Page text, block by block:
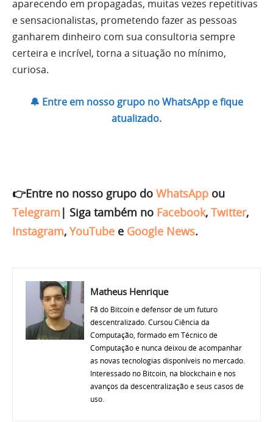
aparecendo em propagadas, muitas vezes repetitivas
e sensacionalistas, prometendo fazer as pessoas
ganharem dinheiro com sua consultoria sempre
certeira e incrível, torna a situação no mínimo,
curiosa.
🔔 Entre em nosso grupo no WhatsApp e fique
atualizado.
👉Entre no nosso grupo do WhatsApp ou
Telegram | Siga também no Facebook, Twitter,
Instagram, YouTube e Google News.
Matheus Henrique
Fã do Bitcoin e defensor de um futuro
descentralizado. Cursou Ciência da
Computação, formado em Técnico de
Computação e nunca deixou de acompanhar
as novas tecnologias disponíveis no mercado.
Interessado no Bitcoin, na blockchain e nos
avanços da descentralização e seus casos de
uso.